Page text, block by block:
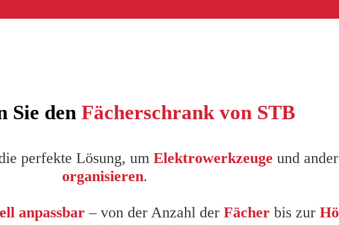
Sie den Fächerschrank von STB
perfekte Lösung, um Elektrowerkzeuge und
organisieren.
anpassbar – von der Anzahl der Fächer bis zur